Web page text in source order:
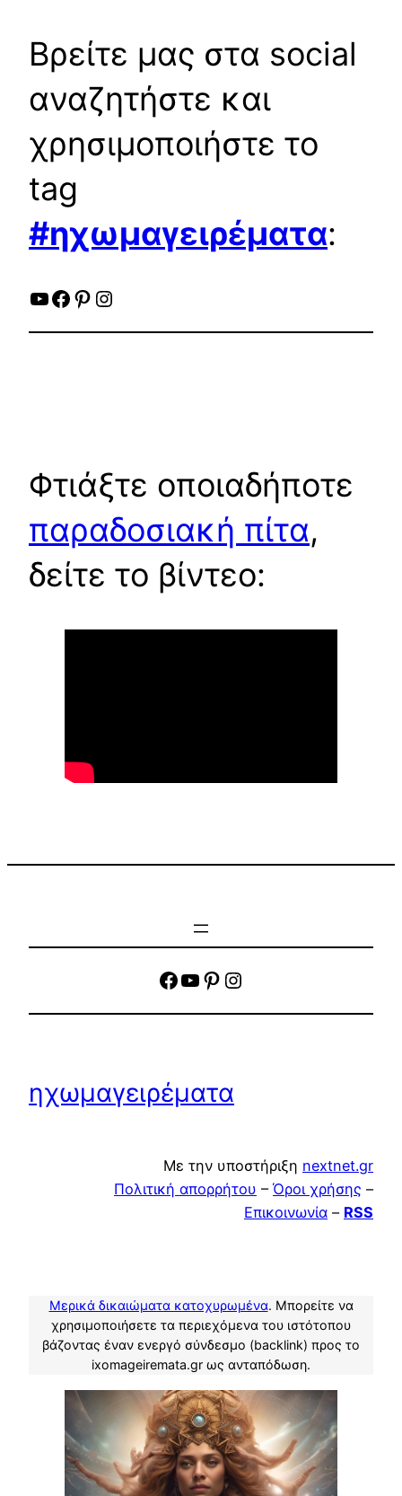
Βρείτε μας στα social
αναζητήστε και
χρησιμοποιήστε το
tag
#ηχωμαγειρέματα:
YouTube
Facebook
Pinterest
Instagram
Φτιάξτε οποιαδήποτε
παραδοσιακή πίτα,
δείτε το βίντεο:
facebook
YouTube
Pinterest
Instagram
ηχωμαγειρέματα
Με την υποστήριξη nextnet.gr
Πολιτική απορρήτου – Όροι χρήσης –
Επικοινωνία – RSS
Μερικά δικαιώματα κατοχυρωμένα. Μπορείτε να
χρησιμοποιήσετε τα περιεχόμενα του ιστότοπου
βάζοντας έναν ενεργό σύνδεσμο (backlink) προς το
ixomageiremata.gr ως ανταπόδωση.